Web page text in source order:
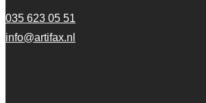
035 623 05 51
info@artifax.nl